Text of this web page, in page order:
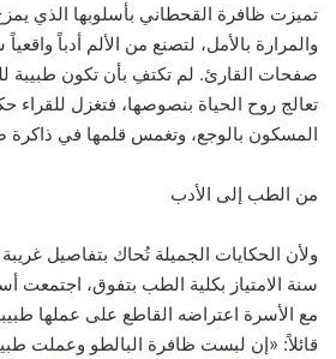
تميزت ظافرة القحطاني بأسلوبها الذي يمزج
والمرارة بالأمل، لتصنع من الألم أدباً
صفحات القارئ. لم تكتفِ بأن تكون طبيبة
تعالج روح الحياة بنصوصها، فتغزل للقراء
المسكون بالوجع، وتغمس قلمها في ذاكرة
من الطب إلى الأدب
ولأن الحكايات الجميلة تُحاك بتفاصيل
سنة الامتياز بكلية الطب بتفوق، اجتمعت
مع الأسرة اعتراضه القاطع على عملها
قائلاً: «إن لبست ظافرة البالطو وعملت